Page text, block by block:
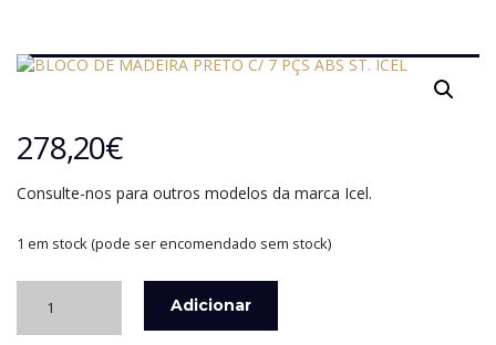
278,20€
Consulte-nos para outros modelos da marca Icel.
1 em stock (pode ser encomendado sem stock)
BLOCO
Adicionar